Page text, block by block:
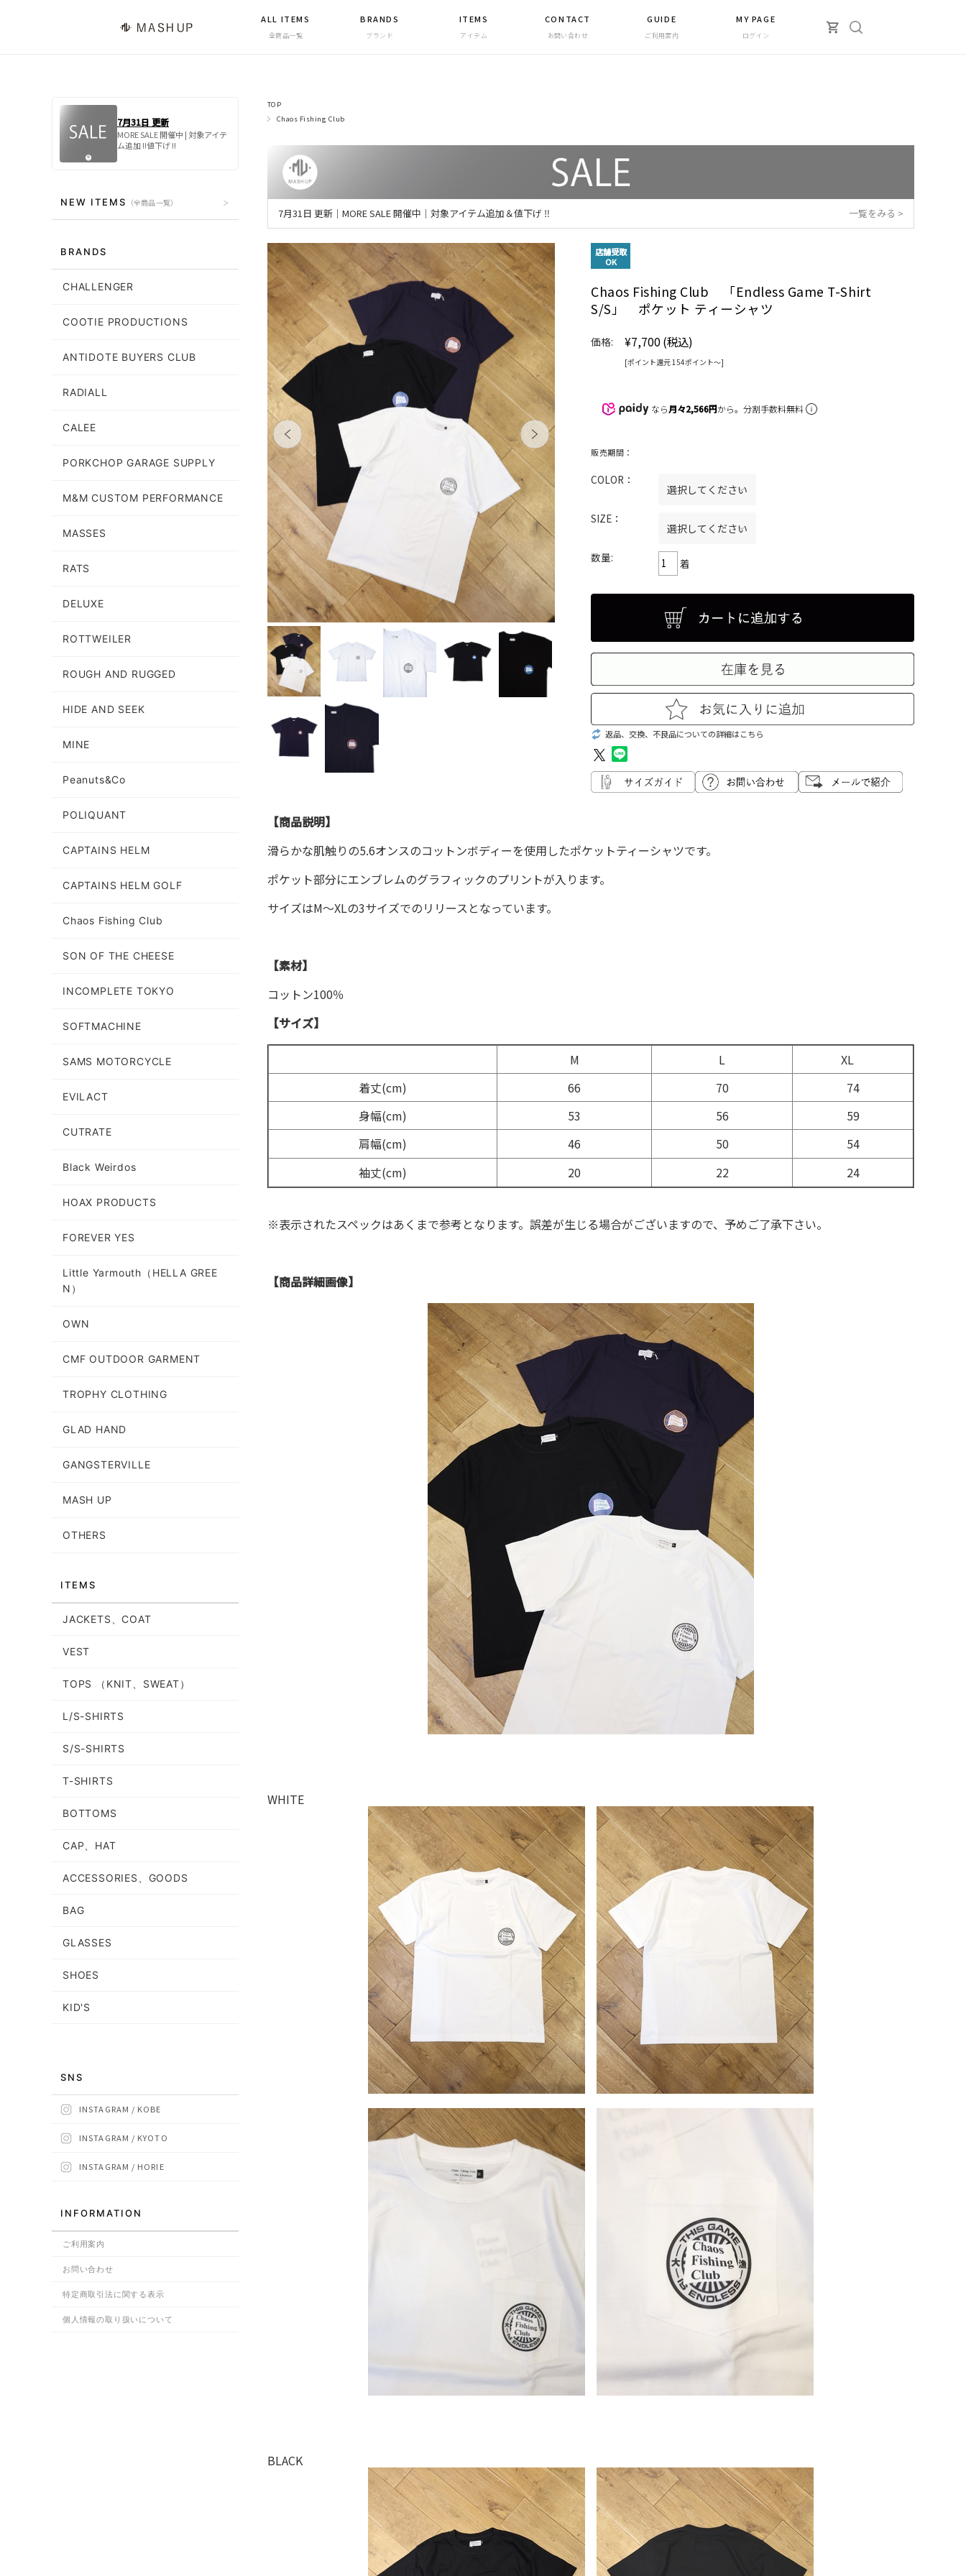
ALL ITEMS
全商品一覧
BRANDS
ブランド
ITEMS
アイテム
CONTACT
お問い合わせ
GUIDE
ご利用案内
MY PAGE
ログイン
TOP
Chaos Fishing Club
7月31日 更新｜MORE SALE 開催中｜対象アイテム追加＆値下げ ‼ 一覧をみる >
店舗受取
OK
Chaos Fishing Club 「Endless Game T-Shirt
S/S」 ポケット ティーシャツ
価格: ¥7,700 (税込)
[ポイント還元 154ポイント〜]
なら月々2,566円から。分割手数料無料
販売期間：
COLOR：
SIZE：
数量: 着
返品、交換、不良品についての詳細はこちら
【商品説明】
滑らかな肌触りの5.6オンスのコットンボディーを使用したポケットティーシャツです。
ポケット部分にエンブレムのグラフィックのプリントが入ります。
サイズはM〜XLの3サイズでのリリースとなっています。
【素材】
コットン100％
【サイズ】
M L
XL
着丈(cm)
66 70
74
身幅(cm)
53 56
59
肩幅(cm)
46 50
54
袖丈(cm)
20 22 24
※表示されたスペックはあくまで参考となります。誤差が生じる場合がございますので、予めご了承下さい。
【商品詳細画像】
WHITE
BLACK
7月31日 更新
MORE SALE 開催中 | 対象アイテ
ム追加 !!値下げ !!
NEW ITEMS （全商品一覧）
BRANDS
CHALLENGER
COOTIE PRODUCTIONS
ANTIDOTE BUYERS CLUB
RADIALL
CALEE
PORKCHOP GARAGE SUPPLY
M&M CUSTOM PERFORMANCE
MASSES
RATS
DELUXE
ROTTWEILER
ROUGH AND RUGGED
HIDE AND SEEK
MINE
Peanuts&Co
POLIQUANT
CAPTAINS HELM
CAPTAINS HELM GOLF
Chaos Fishing Club
SON OF THE CHEESE
INCOMPLETE TOKYO
SOFTMACHINE
SAMS MOTORCYCLE
EVILACT
CUTRATE
Black Weirdos
HOAX PRODUCTS
FOREVER YES
Little Yarmouth（HELLA GREE
N）
OWN
CMF OUTDOOR GARMENT
TROPHY CLOTHING
GLAD HAND
GANGSTERVILLE
MASH UP
OTHERS
ITEMS
JACKETS、COAT
VEST
TOPS （KNIT、SWEAT）
L/S-SHIRTS
S/S-SHIRTS
T-SHIRTS
BOTTOMS
CAP、HAT
ACCESSORIES、GOODS
BAG
GLASSES
SHOES
KID'S
SNS
INSTAGRAM / KOBE
INSTAGRAM / KYOTO
INSTAGRAM / HORIE
INFORMATION
ご利用案内
お問い合わせ
特定商取引法に関する表示
個人情報の取り扱いについて